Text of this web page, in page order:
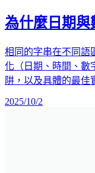
為什麼日期與
相同的字串在不同語
化（日期、時間、數
阱，以及具體的最佳
2025/10/2